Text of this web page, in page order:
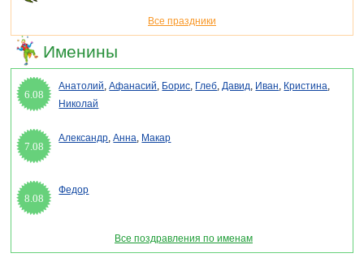
Все праздники
Именины
6.08
Анатолий,Афанасий, Борис, Глеб,Давид, Иван, Кристина,
Николай
7.08
Александр,Анна, Макар
8.08
Федор
Все поздравления по именам